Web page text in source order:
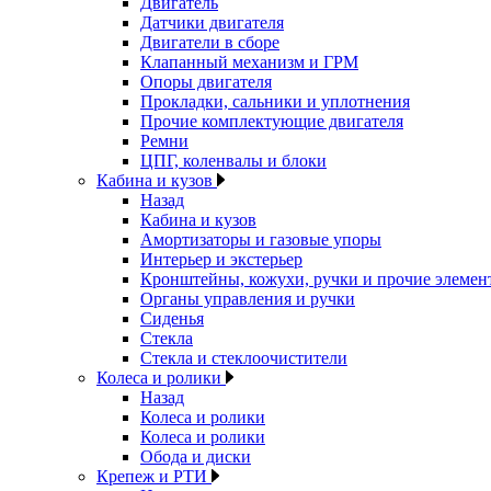
Датчики двигателя
Двигатели в сборе
Клапанный механизм и ГРМ
Опоры двигателя
Прокладки, сальники и уплотнения
Прочие комплектующие двигателя
Ремни
ЦПГ, коленвалы и блоки
Кабина и кузов
Назад
Кабина и кузов
Амортизаторы и газовые упоры
Интерьер и экстерьер
Кронштейны, кожухи, ручки и прочие
Органы управления и ручки
Сиденья
Стекла
Стекла и стеклоочистители
Колеса и ролики
Назад
Колеса и ролики
Колеса и ролики
Обода и диски
Крепеж и РТИ